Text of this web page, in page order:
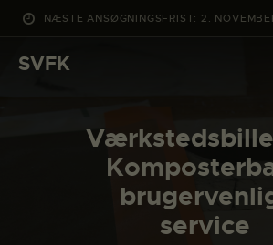
NÆSTE ANSØGNINGSFRIST: 2.
SVFK
service
DET SKER
PROJEKTER
CHANNEL